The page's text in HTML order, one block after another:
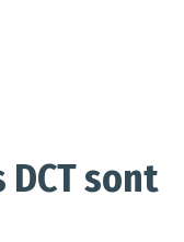
sont